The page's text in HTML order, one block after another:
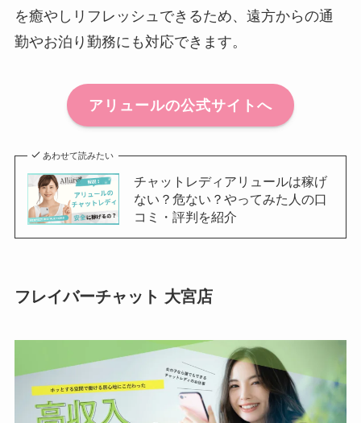
を癒やしリフレッシュできるため、遠方からの通
勤やお泊り勤務にも対応できます。
アリュールの公式サイトへ
あわせて読みたい
チャットレディアリュールは稼げ
ない？危ない？やってみた人の口
コミ・評判を紹介
フレイバーチャット 大宮店